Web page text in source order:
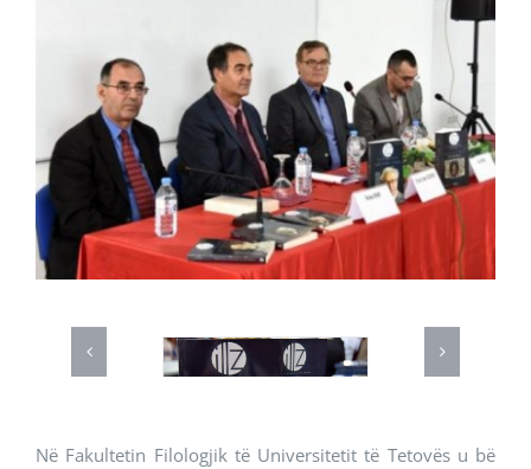
Në Fakultetin Filologjik të Universitetit të Tetovës u bë